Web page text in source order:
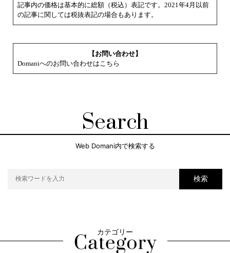
記事内の価格は基本的に総額（税込）表記です。2021年4月以前
の記事に関しては税抜表記の場合もあります。
【お問い合わせ】
Domaniへのお問い合わせはこちら
Search
Web Domani内で検索する
検索
カテゴリー